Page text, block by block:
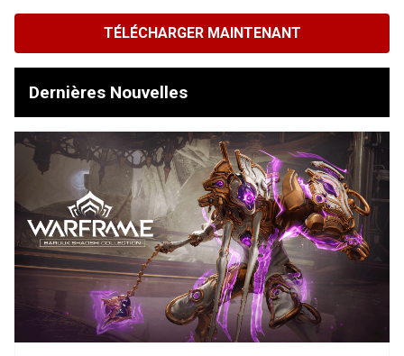
TÉLÉCHARGER MAINTENANT
Dernières Nouvelles